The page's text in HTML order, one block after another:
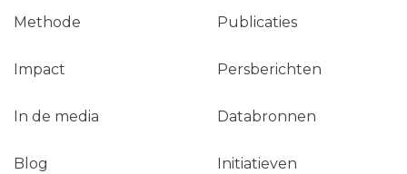
Methode Publicaties
Impact Persberichten
In de media Databronnen
Blog Initiatieven